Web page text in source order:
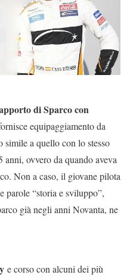
di Sparco con
equipaggiamento da
simile a quello con lo stesso
ovvero da quando aveva
Non a caso, il giovane pilota
parole “storia e sviluppo”,
già negli anni Novanta, ne
e corso con alcuni dei più